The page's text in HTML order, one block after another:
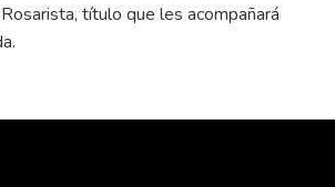
título que les acompañará